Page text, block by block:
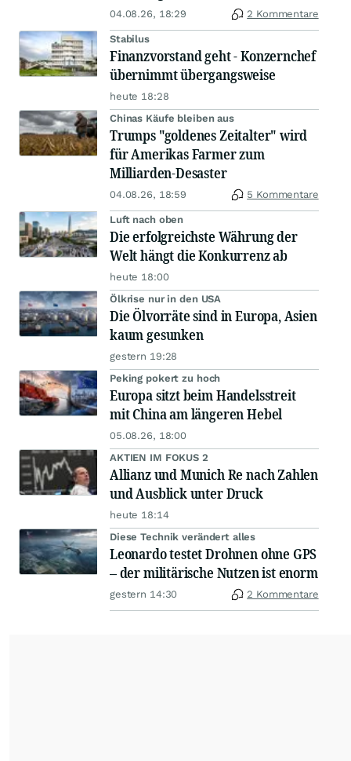
04.08.26, 18:29 2 Kommentare
Stabilus
Finanzvorstand geht - Konzernchef
übernimmt übergangsweise
heute 18:28
Chinas Käufe bleiben aus
Trumps "goldenes Zeitalter" wird
für Amerikas Farmer zum
Milliarden-Desaster
04.08.26, 18:59 5 Kommentare
Luft nach oben
Die erfolgreichste Währung der
Welt hängt die Konkurrenz ab
heute 18:00
Ölkrise nur in den USA
Die Ölvorräte sind in Europa, Asien
kaum gesunken
gestern 19:28
Peking pokert zu hoch
Europa sitzt beim Handelsstreit
mit China am längeren Hebel
05.08.26, 18:00
AKTIEN IM FOKUS 2
Allianz und Munich Re nach Zahlen
und Ausblick unter Druck
heute 18:14
Diese Technik verändert alles
Leonardo testet Drohnen ohne GPS
– der militärische Nutzen ist enorm
gestern 14:30 2 Kommentare